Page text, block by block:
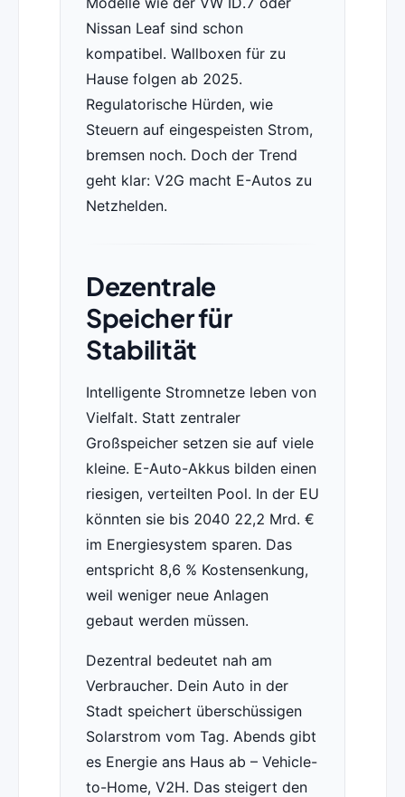
Nissan Leaf sind schon
kompatibel. Wallboxen für zu
Hause folgen ab 2025.
Regulatorische Hürden, wie
Steuern auf eingespeisten Strom,
bremsen noch. Doch der Trend
geht klar: V2G macht E-Autos zu
Netzhelden.
Dezentrale
Speicher für
Stabilität
Intelligente Stromnetze leben von
Vielfalt. Statt zentraler
Großspeicher setzen sie auf viele
kleine. E-Auto-Akkus bilden einen
riesigen, verteilten Pool. In der EU
könnten sie bis 2040 22,2 Mrd. €
im Energiesystem sparen. Das
entspricht 8,6 % Kostensenkung,
weil weniger neue Anlagen
gebaut werden müssen.
Dezentral bedeutet nah am
Verbraucher. Dein Auto in der
Stadt speichert überschüssigen
Solarstrom vom Tag. Abends gibt
es Energie ans Haus ab – Vehicle-
to-Home, V2H. Das steigert den